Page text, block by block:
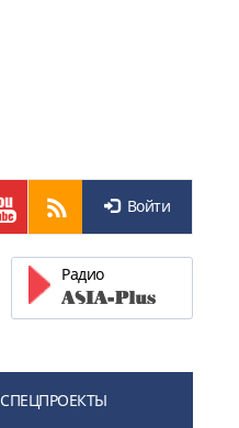
Войти
Радио
СПЕЦПРОЕКТЫ